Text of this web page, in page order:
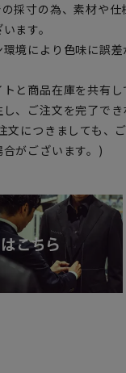
採寸の為、素材や
ます。
境により色味に誤
と商品在庫を共有
、ご注文を完了で
文につきましても、
がございます。)